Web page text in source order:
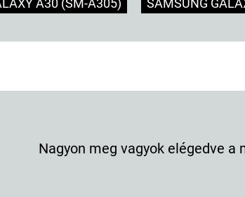
A30 (SM-A305) SAMSUNG
Nagyon meg vagyok elégedve